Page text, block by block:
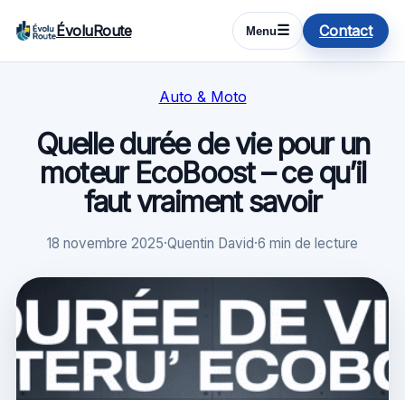
ÉvoluRoute Menu☰ Contact
Auto & Moto
Quelle durée de vie pour un
moteur EcoBoost – ce qu’il
faut vraiment savoir
18 novembre 2025·Quentin David·6 min de lecture